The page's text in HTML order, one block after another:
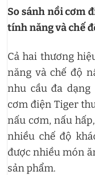
So sánh nồi cơm
tính năng và chế
Cả hai thương
năng và chế độ
nhu cầu đa
cơm điện Tiger
nấu cơm, nấu
nhiều chế độ
được nhiều món
sản phẩm.